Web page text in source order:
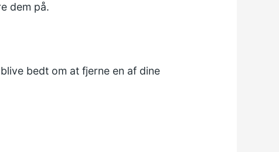
dem på.
bedt om at fjerne en af dine